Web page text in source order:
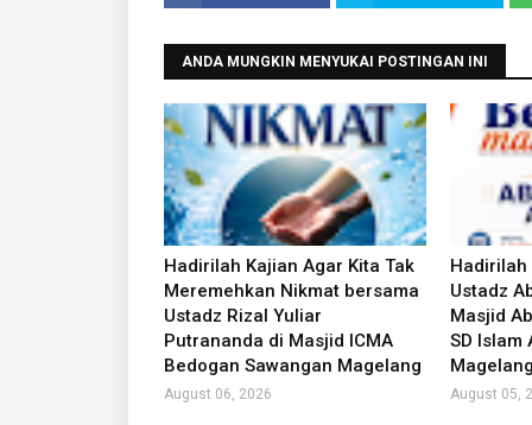
ANDA MUNGKIN MENYUKAI POSTINGAN INI
Hadirilah Kajian Agar Kita Tak
Meremehkan Nikmat bersama
Ustadz Rizal Yuliar
Putrananda di Masjid ICMA
Bedogan Sawangan Magelang
August 06, 2026
Hadirilah
Ustadz
Masjid
SD Islam
August 05,